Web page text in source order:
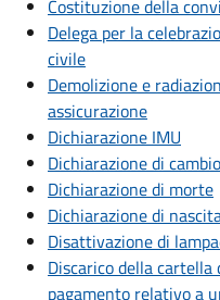
Costituzione della
Delega per la
civile
Demolizione e
assicurazione
Dichiarazione IMU
Dichiarazione di
Dichiarazione di morte
Dichiarazione di
Disattivazione di
Discarico della
pagamento relativo a